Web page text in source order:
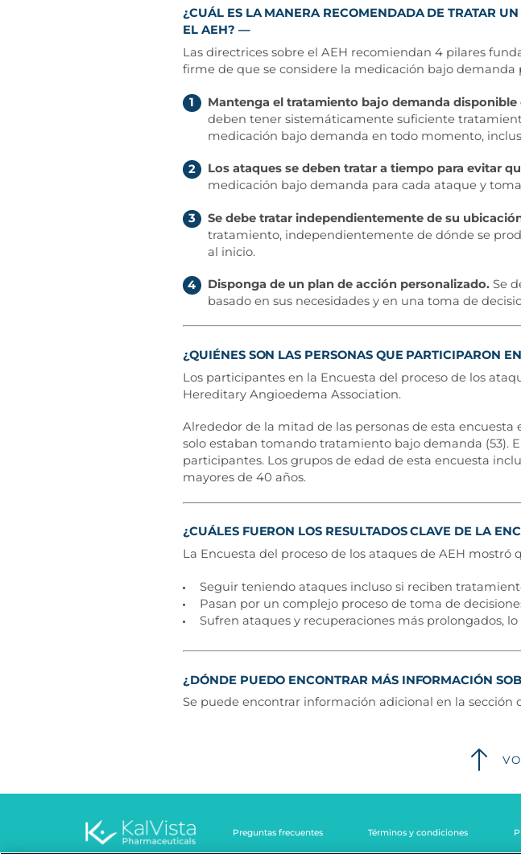
¿CUÁL ES LA MANERA RECOMENDADA DE TRATAR
EL AEH?
Las directrices sobre el AEH recomiendan 4 pilares
firme de que se considere la medicación bajo demanda
1 Mantenga el tratamiento bajo demanda
deben tener sistemáticamente suficiente
medicación bajo demanda en todo momento,
2 Los ataques se deben tratar a tiempo para evitar
medicación bajo demanda para cada ataque y
3 Se debe tratar independientemente de su
tratamiento, independientemente de dónde se
al inicio.
4 Disponga de un plan de acción personalizado. Se
basado en sus necesidades y en una toma de
¿QUIÉNES SON LAS PERSONAS QUE PARTICIPARON
Los participantes en la Encuesta del proceso de los
Hereditary Angioedema Association.
Alrededor de la mitad de las personas de esta
solo estaban tomando tratamiento bajo demanda (53).
participantes. Los grupos de edad de esta encuesta
mayores de 40 años.
¿CUÁLES FUERON LOS RESULTADOS CLAVE DE LA
La Encuesta del proceso de los ataques de AEH mostró
Seguir teniendo ataques incluso si reciben
Pasan por un complejo proceso de toma de
Sufren ataques y recuperaciones más prolongados,
¿DÓNDE PUEDO ENCONTRAR MÁS INFORMACIÓN
Se puede encontrar información adicional en la sección
Preguntas frecuentes Términos y condiciones